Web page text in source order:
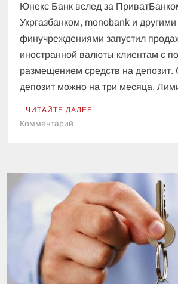
Юнекс Банк вслед за
Укргазбанком, monobank и другими
финучреждениями запустил
иностранной валюты клиентам с
размещением средств на депозит.
депозит можно на три месяца.
ЧИТАЙТЕ ДАЛЕЕ
Комментарий
запустил
безналичную
продажу
долларов
под
депозит